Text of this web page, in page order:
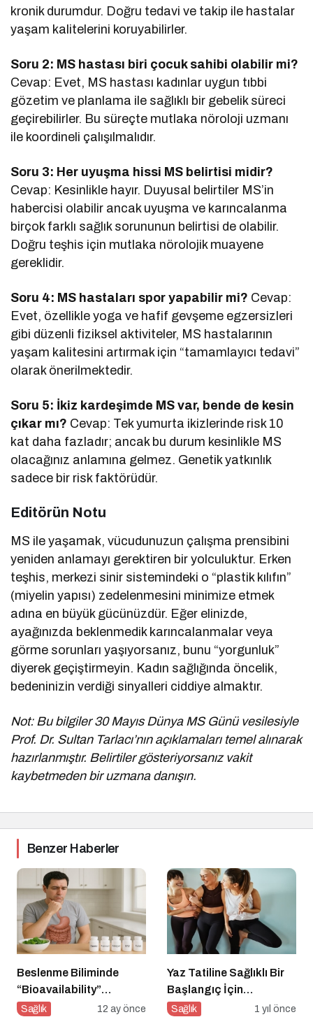
kronik durumdur. Doğru tedavi ve takip ile hastalar
yaşam kalitelerini koruyabilirler.
Soru 2: MS hastası biri çocuk sahibi olabilir mi?
Cevap: Evet, MS hastası kadınlar uygun tıbbi
gözetim ve planlama ile sağlıklı bir gebelik süreci
geçirebilirler. Bu süreçte mutlaka nöroloji uzmanı
ile koordineli çalışılmalıdır.
Soru 3: Her uyuşma hissi MS belirtisi midir?
Cevap: Kesinlikle hayır. Duyusal belirtiler MS’in
habercisi olabilir ancak uyuşma ve karıncalanma
birçok farklı sağlık sorununun belirtisi de olabilir.
Doğru teşhis için mutlaka nörolojik muayene
gereklidir.
Soru 4: MS hastaları spor yapabilir mi? Cevap:
Evet, özellikle yoga ve hafif gevşeme egzersizleri
gibi düzenli fiziksel aktiviteler, MS hastalarının
yaşam kalitesini artırmak için “tamamlayıcı tedavi”
olarak önerilmektedir.
Soru 5: İkiz kardeşimde MS var, bende de kesin
çıkar mı? Cevap: Tek yumurta ikizlerinde risk 10
kat daha fazladır; ancak bu durum kesinlikle MS
olacağınız anlamına gelmez. Genetik yatkınlık
sadece bir risk faktörüdür.
Editörün Notu
MS ile yaşamak, vücudunuzun çalışma prensibini
yeniden anlamayı gerektiren bir yolculuktur. Erken
teşhis, merkezi sinir sistemindeki o “plastik kılıfın”
(miyelin yapısı) zedelenmesini minimize etmek
adına en büyük gücünüzdür. Eğer elinizde,
ayağınızda beklenmedik karıncalanmalar veya
görme sorunları yaşıyorsanız, bunu “yorgunluk”
diyerek geçiştirmeyin. Kadın sağlığında öncelik,
bedeninizin verdiği sinyalleri ciddiye almaktır.
Not: Bu bilgiler 30 Mayıs Dünya MS Günü vesilesiyle
Prof. Dr. Sultan Tarlacı’nın açıklamaları temel alınarak
hazırlanmıştır. Belirtiler gösteriyorsanız vakit
kaybetmeden bir uzmana danışın.
Benzer Haberler
Beslenme Biliminde
“Bioavailability”
Kavramı: Hangi Besin Ne
Sağlık 12 ay önce
Yaz Tatiline Sağlıklı Bir
Başlangıç İçin
Beslenme
Sağlık 1 yıl önce